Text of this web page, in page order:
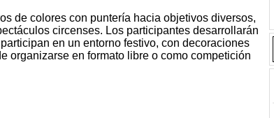
de colores con puntería hacia objetivos diversos,
circenses. Los participantes desarrollarán
en un entorno festivo, con decoraciones
organizarse en formato libre o como competición